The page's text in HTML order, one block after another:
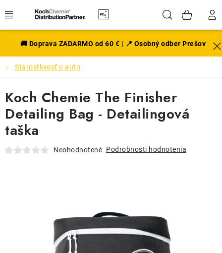
na
Hľadať
EXTERIÉR
DISKY A PNEU
INTERIÉR
PRÍSLUŠENSTVO
VÔNE DO AUTA
THE FINISHER
DARČEKOVÉ POUKAZY
🚚 Doprava ZADARMO od 60 € | 📍 Osobný odber Prešov
Starostlivosť o auto
Koch Chemie The Finisher
Detailing Bag - Detailingová
taška
Neohodnotené Podrobnosti hodnotenia